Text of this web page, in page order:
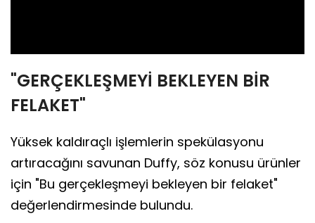
"GERÇEKLEŞMEYİ BEKLEYEN BİR
FELAKET"
Yüksek kaldıraçlı işlemlerin spekülasyonu
artıracağını savunan Duffy, söz konusu ürünler
için "Bu gerçekleşmeyi bekleyen bir felaket"
değerlendirmesinde bulundu.